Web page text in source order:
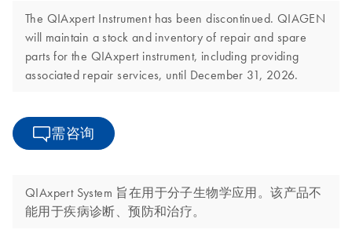
The QIAxpert Instrument has been discontinued. QIAGEN
will maintain a stock and inventory of repair and spare
parts for the QIAxpert instrument, including providing
associated repair services, until December 31, 2026.
需咨询
QIAxpert System 旨在用于分子生物学应用。该产品不
能用于疾病诊断、预防和治疗。